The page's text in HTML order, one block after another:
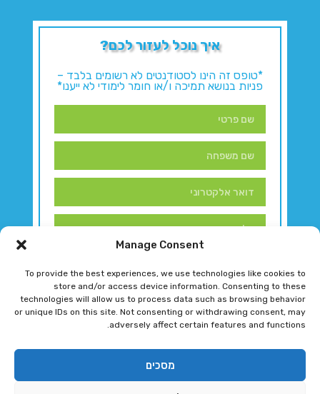
Manage Consent
To provide the best experiences, we use technologies like cookies to
store and/or access device information. Consenting to these
technologies will allow us to process data such as browsing behavior
or unique IDs on this site. Not consenting or withdrawing consent, may
adversely affect certain features and functions.
מסכים
איך נוכל לעזור לכם?
*טופס זה הינו לסטודנטים לא רשומים בלבד –
פניות בנושא תמיכה ו/או חומר לימודי לא ייענו*